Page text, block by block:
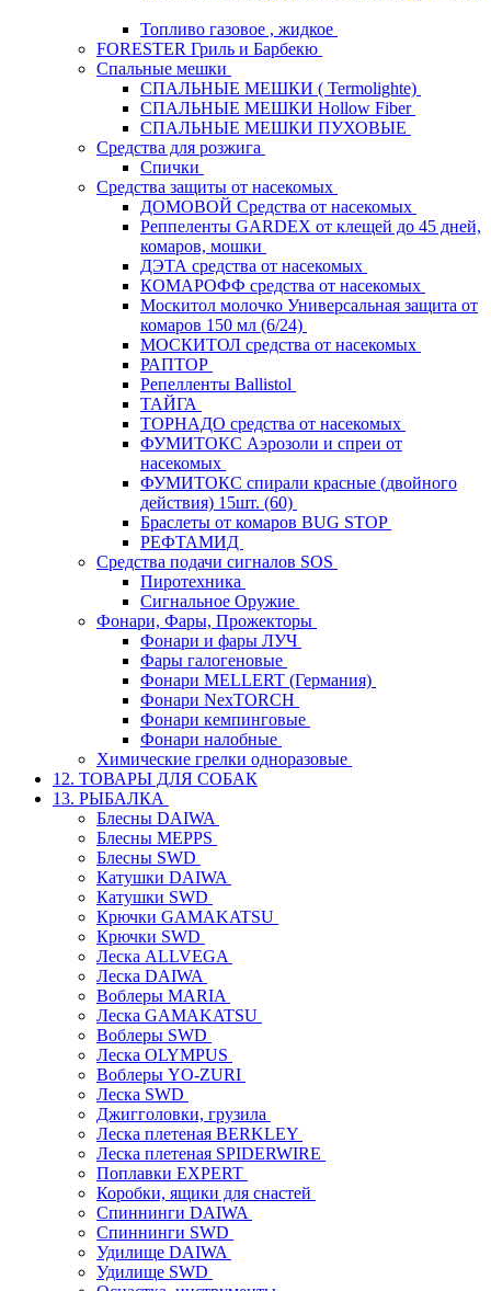
Топливо газовое , жидкое
FORESTER Гриль и Барбекю
Спальные мешки
СПАЛЬНЫЕ МЕШКИ ( Termolighte)
СПАЛЬНЫЕ МЕШКИ Hollow Fiber
СПАЛЬНЫЕ МЕШКИ ПУХОВЫЕ
Средства для розжига
Спички
Средства защиты от насекомых
ДОМОВОЙ Средства от насекомых
Реппеленты GARDEX от клещей до 45 дней,
комаров, мошки
ДЭТА средства от насекомых
КОМАРОФФ средства от насекомых
Москитол молочко Универсальная защита от
комаров 150 мл (6/24)
МОСКИТОЛ средства от насекомых
РАПТОР
Репелленты Ballistol
ТАЙГА
ТОРНАДО средства от насекомых
ФУМИТОКС Аэрозоли и спреи от
насекомых
ФУМИТОКС спирали красные (двойного
действия) 15шт. (60)
Браслеты от комаров BUG STOP
РЕФТАМИД
Средства подачи сигналов SOS
Пиротехника
Сигнальное Оружие
Фонари, Фары, Прожекторы
Фонари и фары ЛУЧ
Фары галогеновые
Фонари MELLERT (Германия)
Фонари NexTORCH
Фонари кемпинговые
Фонари налобные
Химические грелки одноразовые
12. ТОВАРЫ ДЛЯ СОБАК
13. РЫБАЛКА
Блесны DAIWA
Блесны MEPPS
Блесны SWD
Катушки DAIWA
Катушки SWD
Крючки GAMAKATSU
Крючки SWD
Леска ALLVEGA
Леска DAIWA
Воблеры MARIA
Леска GAMAKATSU
Воблеры SWD
Леска OLYMPUS
Воблеры YO-ZURI
Леска SWD
Джигголовки, грузила
Леска плетеная BERKLEY
Леска плетеная SPIDERWIRE
Поплавки EXPERT
Коробки, ящики для снастей
Спиннинги DAIWA
Спиннинги SWD
Удилище DAIWA
Удилище SWD